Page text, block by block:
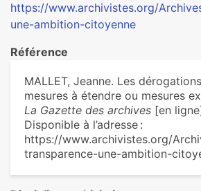
https://www.archivistes.org/
une-ambition-citoyenne
Référence
MALLET, Jeanne. Les
mesu­res à étendre ou mesu­res
La Gazette des archives [en
Disponible à l’adresse :
https://www.archivistes.org/
transparence-une-ambition-